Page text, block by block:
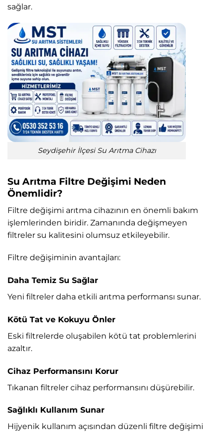
sağlar.
Seydişehir İlçesi Su Arıtma Cihazı
Su Arıtma Filtre Değişimi Neden
Önemlidir?
Filtre değişimi arıtma cihazının en önemli bakım
işlemlerinden biridir. Zamanında değişmeyen
filtreler su kalitesini olumsuz etkileyebilir.
Filtre değişiminin avantajları:
Daha Temiz Su Sağlar
Yeni filtreler daha etkili arıtma performansı sunar.
Kötü Tat ve Kokuyu Önler
Eski filtrelerde oluşabilen kötü tat problemlerini
azaltır.
Cihaz Performansını Korur
Tıkanan filtreler cihaz performansını düşürebilir.
Sağlıklı Kullanım Sunar
Hijyenik kullanım açısından düzenli filtre değişimi